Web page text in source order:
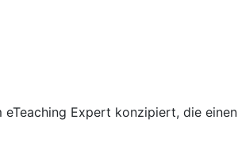
Expert konzipiert, die einen